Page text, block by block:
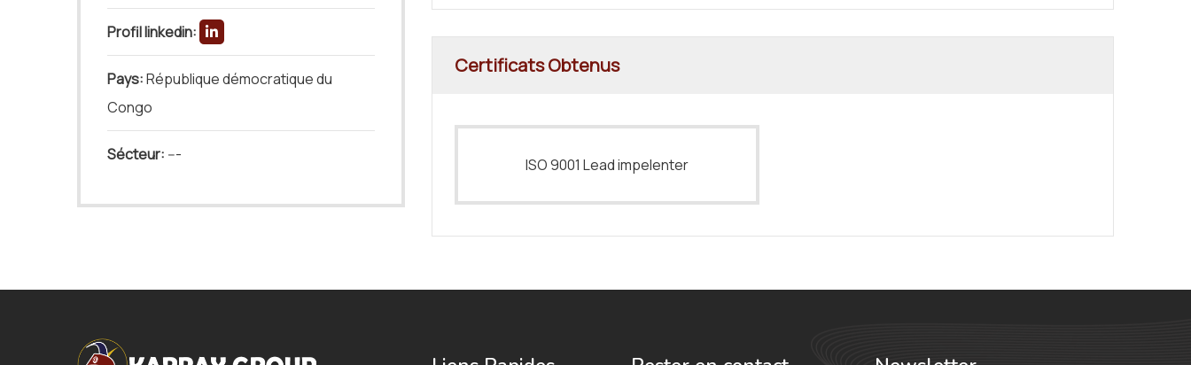
Profil linkedin:
Pays:République démocratique du
Congo
Sécteur: ---
Certificats Obtenus
ISO 9001 Lead impelenter